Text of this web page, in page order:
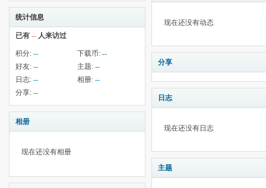
统计信息
已有 -- 人来访过
积分: -- 下载币: --
好友: -- 主题: --
日志: -- 相册: --
分享: --
相册
现在还没有相册
现在还没有动态
分享
日志
现在还没有日志
主题